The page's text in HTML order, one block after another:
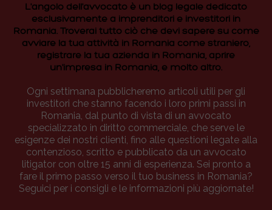
L'angolo dell'avvocato è un blog legale dedicato
esclusivamente a imprenditori e investitori in
Romania. Troverai tutto ciò che devi sapere su come
avviare la tua attività in Romania come straniero,
registrare la tua azienda in Romania, aprire
un'impresa in Romania, e molto altro.
Ogni settimana pubblicheremo articoli utili per gli
investitori che stanno facendo i loro primi passi in
Romania, dal punto di vista di un avvocato
specializzato in diritto commerciale, che serve le
esigenze dei nostri clienti, fino alle questioni legate alla
contenzioso, scritto e pubblicato da un avvocato
litigator con oltre 15 anni di esperienza. Sei pronto a
fare il primo passo verso il tuo business in Romania?
Seguici per i consigli e le informazioni più aggiornate!